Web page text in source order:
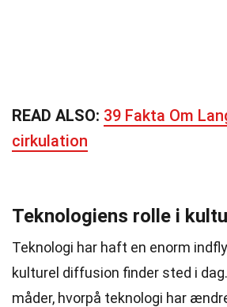
READ ALSO: 39 Fakta Om
cirkulation
Teknologiens rolle i
Teknologi har haft en enorm
kulturel diffusion finder sted i
måder, hvorpå teknologi har